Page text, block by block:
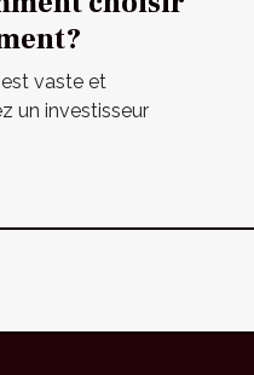
vaste et
un investisseur